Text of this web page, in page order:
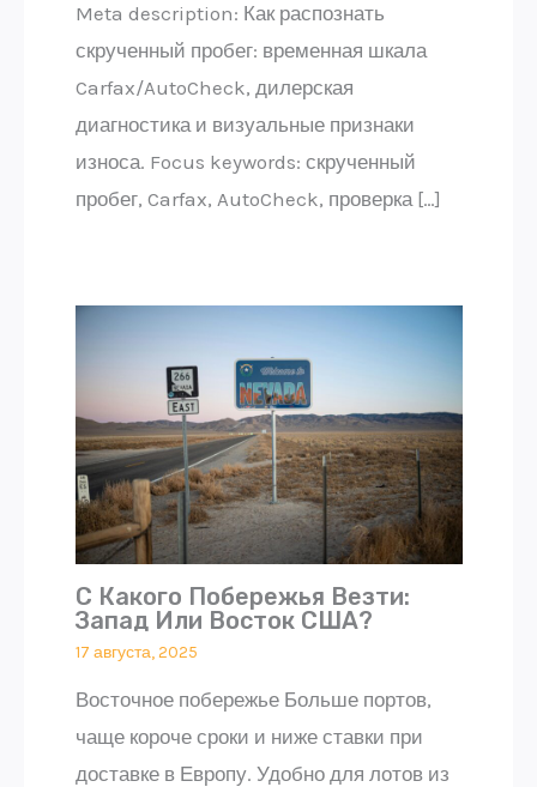
Meta description: Как распознать
скрученный пробег: временная шкала
Carfax/AutoCheck, дилерская
диагностика и визуальные признаки
износа. Focus keywords: скрученный
пробег, Carfax, AutoCheck, проверка […]
С Какого Побережья Везти:
Запад Или Восток США?
17 августа, 2025
Восточное побережье Больше портов,
чаще короче сроки и ниже ставки при
доставке в Европу. Удобно для лотов из